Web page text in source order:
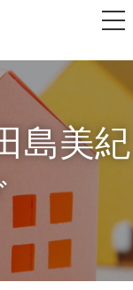
島美紀
けかぼちゃの重さ